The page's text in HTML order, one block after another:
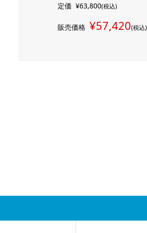
定価¥63,800(税込)
販売価格 ¥57,420(税込)